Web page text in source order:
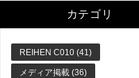
カテゴリ
REIHEN C010 (41)
メディア掲載 (36)